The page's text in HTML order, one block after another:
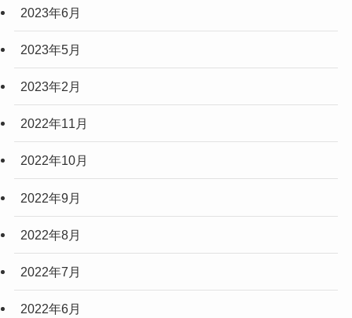
2023年6月
2023年5月
2023年2月
2022年11月
2022年10月
2022年9月
2022年8月
2022年7月
2022年6月